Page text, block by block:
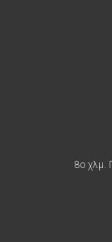
8ο χλμ.